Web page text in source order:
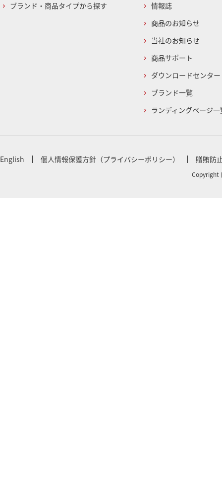
ブランド・商品タイプから探す
情報誌
商品のお知らせ
当社のお知らせ
商品サポート
ダウンロードセンター
ブランド一覧
ランディングページ一
English 個人情報保護方針（プライバシーポリシー） 贈賄防
Copyright